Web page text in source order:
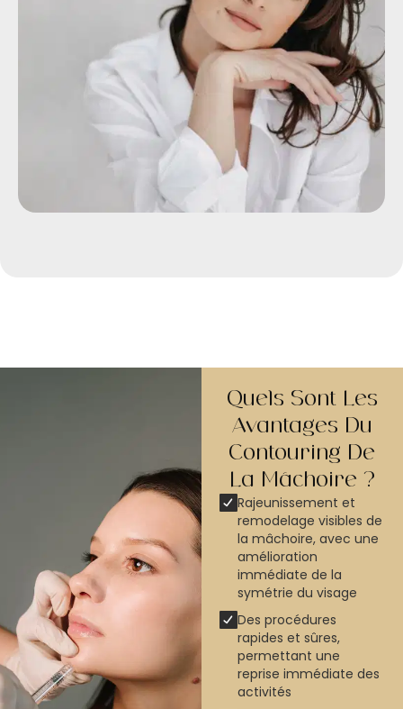
Quels Sont Les
Avantages Du
Contouring De
La Mâchoire ?
Rajeunissement et
remodelage visibles de
la mâchoire, avec une
amélioration
immédiate de la
symétrie du visage
Des procédures
rapides et sûres,
permettant une
reprise immédiate des
activités